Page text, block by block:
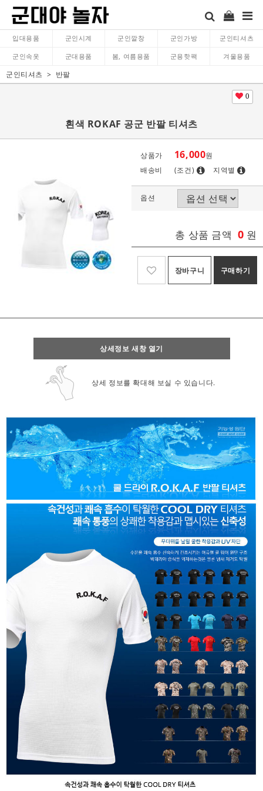
입대용품 군인시계 군인깔창 군인가방 군인티셔츠
군인속옷 군대용품 봄, 여름용품 군용핫팩 겨울용품
군인티셔츠 반팔
0
흰색 ROKAF 공군 반팔 티셔츠
상품가 16,000원
배송비
(조건) 지역별
옵션
총 상품 금액 0 원
장바구니 구매하기
상세정보 새창 열기
상세 정보를 확대해 보실 수 있습니다.